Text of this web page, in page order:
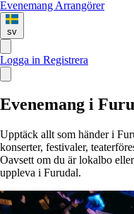
Evenemang Arrangörer
sv
Logga in Registrera
Evenemang i
Upptäck allt som händer i
konserter, festivaler,
Oavsett om du är lokalbo
uppleva i Furudal.